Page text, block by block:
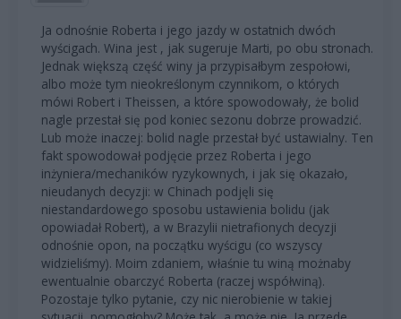
Ja odnośnie Roberta i jego jazdy w ostatnich dwóch
wyścigach. Wina jest , jak sugeruje Marti, po obu stronach.
Jednak większą część winy ja przypisałbym zespołowi,
albo może tym nieokreślonym czynnikom, o których
mówi Robert i Theissen, a które spowodowały, że bolid
nagle przestał się pod koniec sezonu dobrze prowadzić.
Lub może inaczej: bolid nagle przestał być ustawialny. Ten
fakt spowodował podjęcie przez Roberta i jego
inżyniera/mechaników ryzykownych, i jak się okazało,
nieudanych decyzji: w Chinach podjęli się
niestandardowego sposobu ustawienia bolidu (jak
opowiadał Robert), a w Brazylii nietrafionych decyzji
odnośnie opon, na początku wyścigu (co wszyscy
widzieliśmy). Moim zdaniem, właśnie tu winą możnaby
ewentualnie obarczyć Roberta (raczej współwiną).
Pozostaje tylko pytanie, czy nic nierobienie w takiej